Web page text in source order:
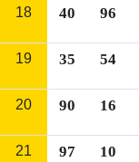
18 40 96
19 35 54
20 90 16
21 97 10